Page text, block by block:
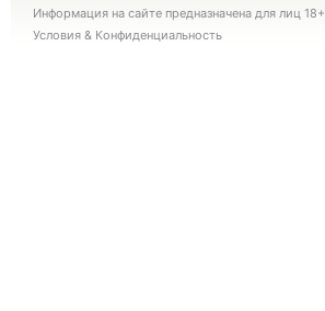
Информация на сайте предназначена для лиц 18+
Условия & Конфиденциальность